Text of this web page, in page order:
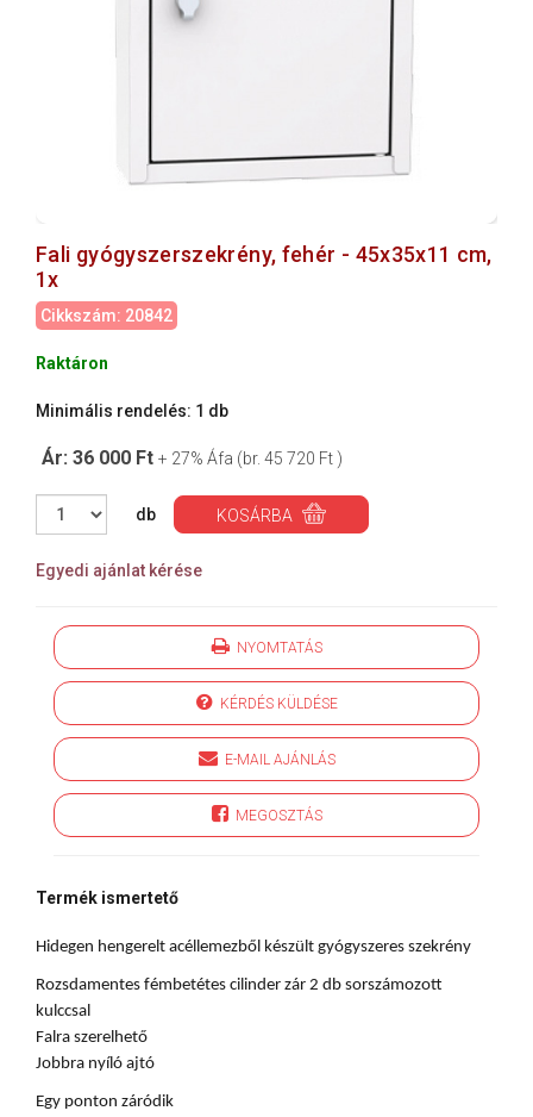
Fali gyógyszerszekrény, fehér - 45x35x11 cm,
1x
Cikkszám: 20842
Raktáron
Minimális rendelés: 1 db
Ár: 36 000 Ft + 27% Áfa (br. 45 720 Ft )
db KOSÁRBA
Egyedi ajánlat kérése
NYOMTATÁS
KÉRDÉS KÜLDÉSE
E-MAIL AJÁNLÁS
MEGOSZTÁS
Termék ismertető
Hidegen hengerelt acéllemezből készült gyógyszeres szekrény
Rozsdamentes fémbetétes cilinder zár 2 db sorszámozott
kulccsal
Falra szerelhető
Jobbra nyíló ajtó
Egy ponton záródik